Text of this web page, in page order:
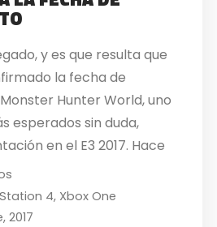
y es que resulta que
la fecha de
Hunter World, uno
esperados sin duda,
en el E3 2017. Hace
nuestras
del juego, así que os
le echéis un...
4, Xbox One
2017